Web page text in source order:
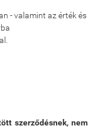
- valamint az érték és
szerződésnek, nem